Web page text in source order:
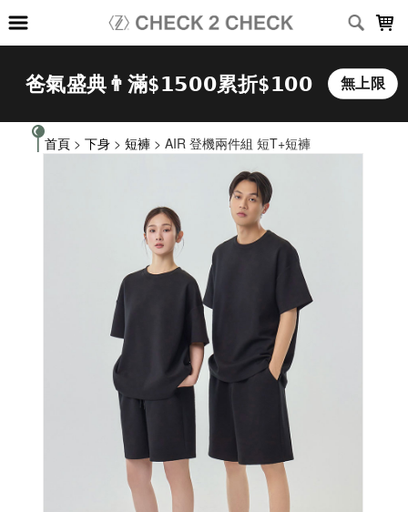
首頁 > 下身 > 短褲 > AIR 登機兩件組 短T+短褲